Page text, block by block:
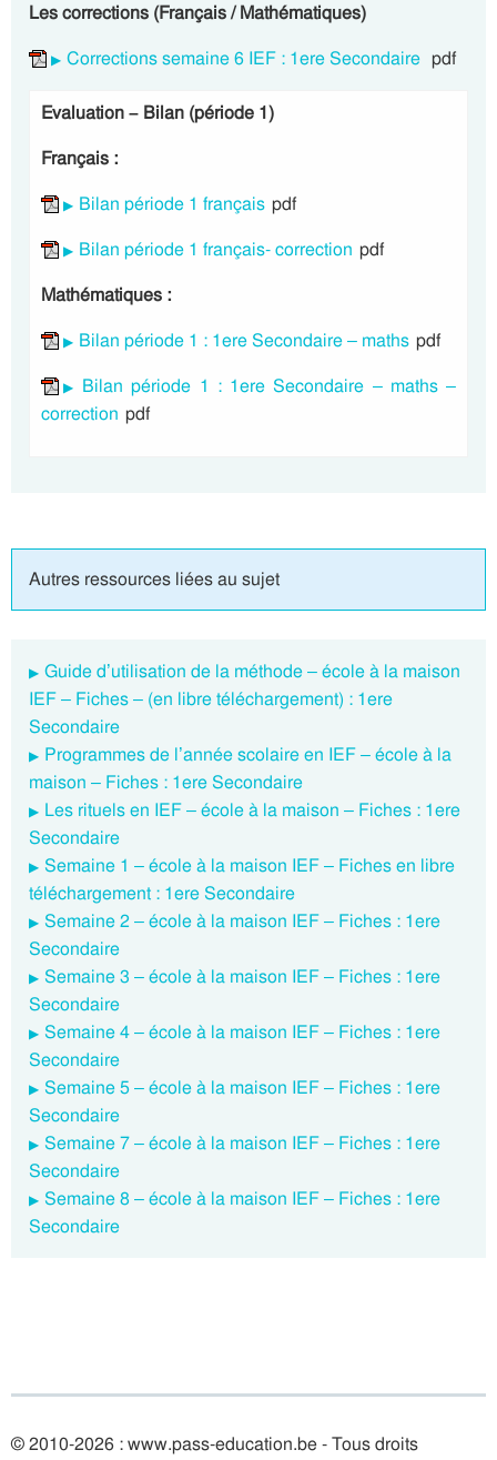
Les corrections (Français / Mathématiques)
Corrections semaine 6 IEF : 1ere Secondaire pdf
Evaluation – Bilan (période 1)
Français :
Bilan période 1 français pdf
Bilan période 1 français- correction pdf
Mathématiques :
Bilan période 1 : 1ere Secondaire – maths pdf
Bilan période 1 : 1ere Secondaire – maths –
correction pdf
Autres ressources liées au sujet
Guide d’utilisation de la méthode – école à la maison
IEF – Fiches – (en libre téléchargement) : 1ere
Secondaire
Programmes de l’année scolaire en IEF – école à la
maison – Fiches : 1ere Secondaire
Les rituels en IEF – école à la maison – Fiches : 1ere
Secondaire
Semaine 1 – école à la maison IEF – Fiches en libre
téléchargement : 1ere Secondaire
Semaine 2 – école à la maison IEF – Fiches : 1ere
Secondaire
Semaine 3 – école à la maison IEF – Fiches : 1ere
Secondaire
Semaine 4 – école à la maison IEF – Fiches : 1ere
Secondaire
Semaine 5 – école à la maison IEF – Fiches : 1ere
Secondaire
Semaine 7 – école à la maison IEF – Fiches : 1ere
Secondaire
Semaine 8 – école à la maison IEF – Fiches : 1ere
Secondaire
© 2010-2026 : www.pass-education.be - Tous droits